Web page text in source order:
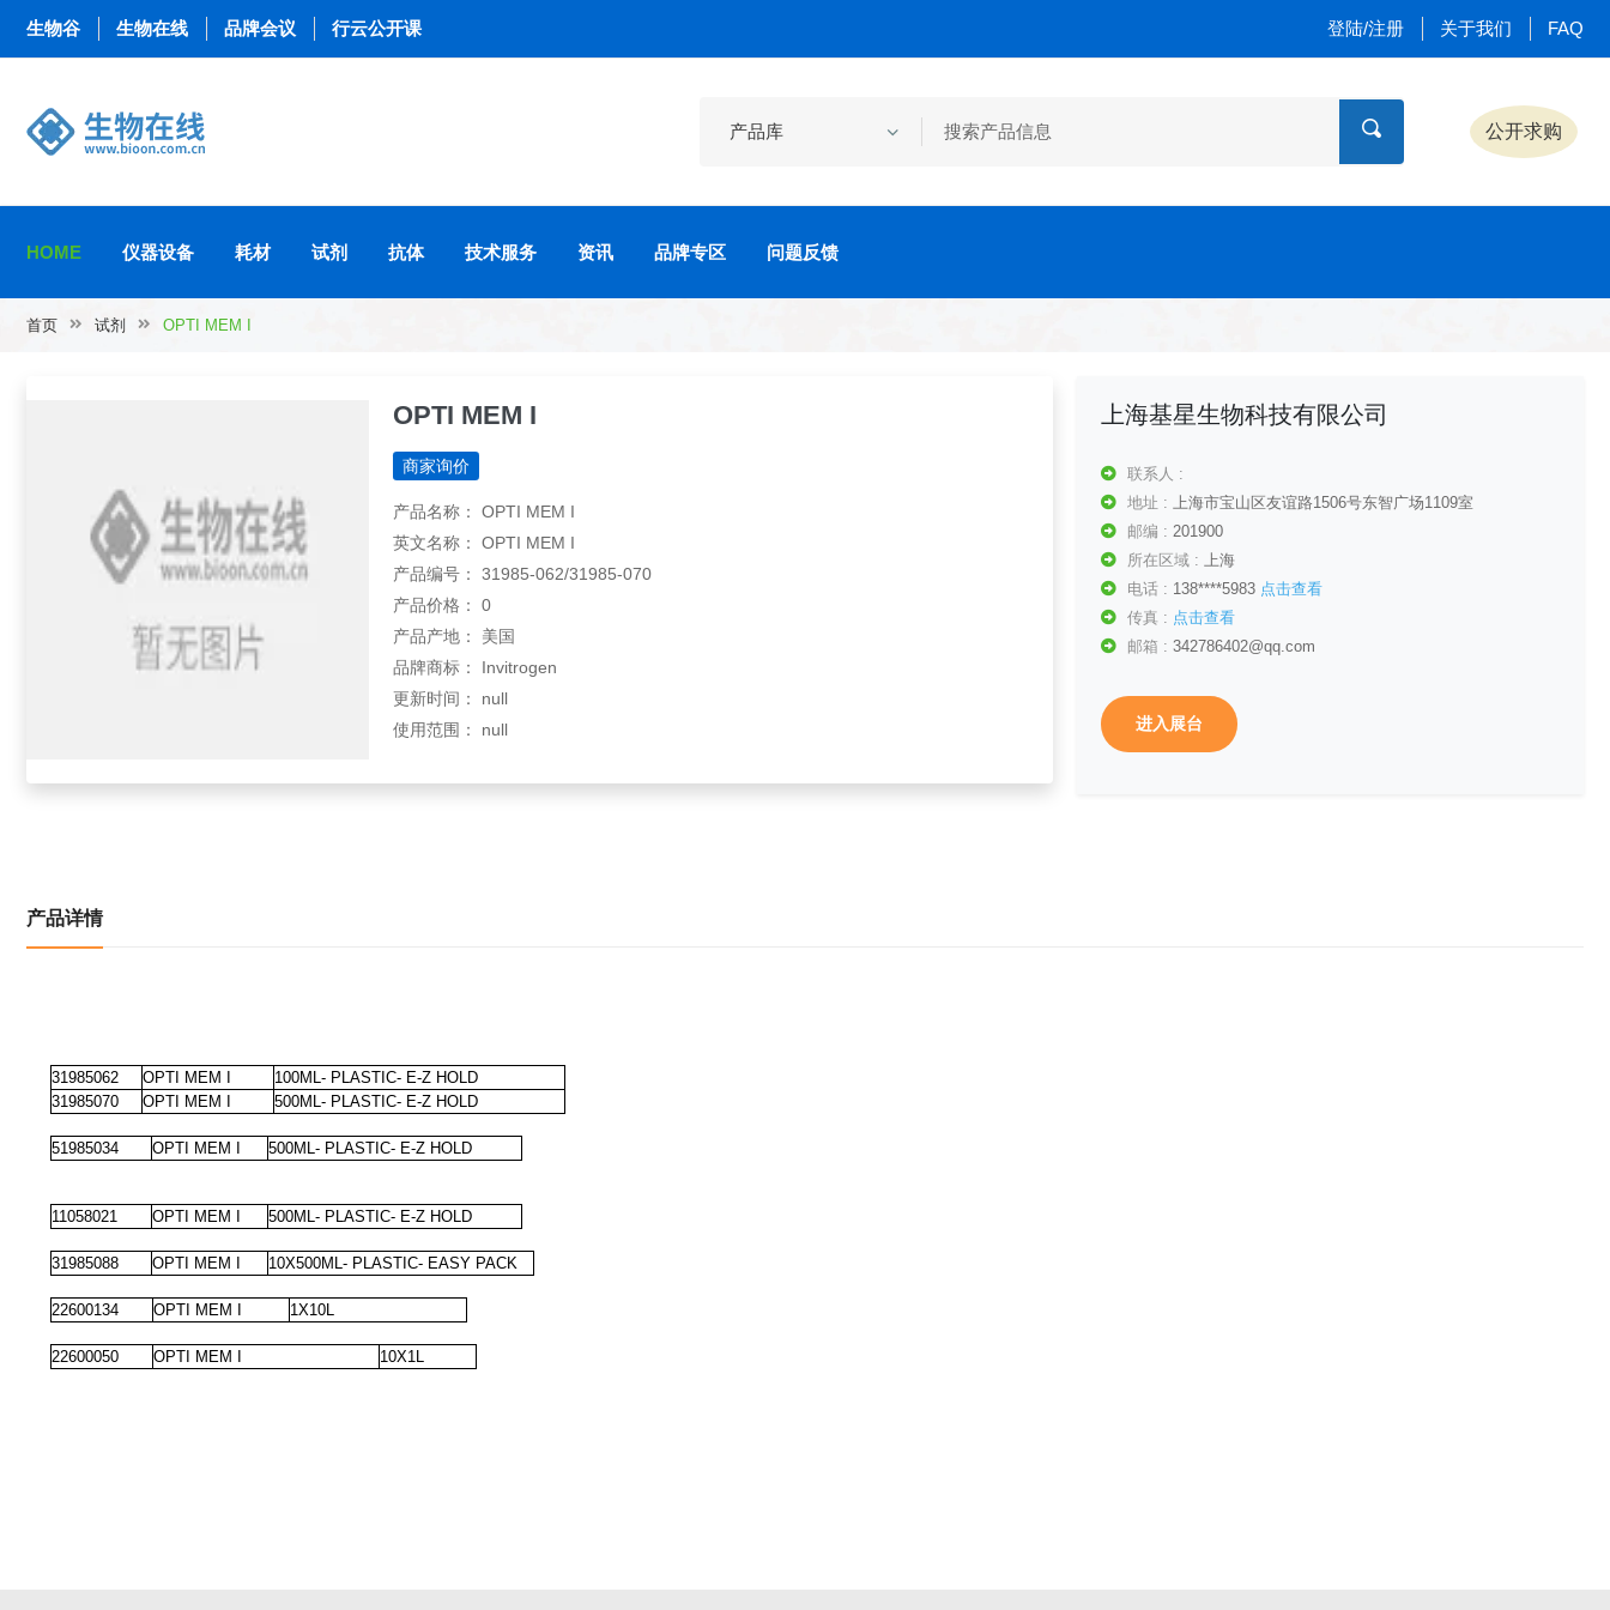
生物谷 生物在线 品牌会议 行云公开课 登陆/注册 关于我们 FAQ
公开求购
HOME 仪器设备 耗材 试剂 抗体 技术服务 资讯 品牌专区 问题反馈
首页 试剂 OPTI MEM I
OPTI MEM I
商家询价
产品名称： OPTI MEM I
英文名称： OPTI MEM I
产品编号： 31985-062/31985-070
产品价格： 0
产品产地： 美国
品牌商标： Invitrogen
更新时间： null
使用范围： null
上海基星生物科技有限公司
联系人 :
地址 : 上海市宝山区友谊路1506号东智广场1109室
邮编 : 201900
所在区域 : 上海
电话 : 138****5983 点击查看
传真 : 点击查看
邮箱 : 342786402@qq.com
进入展台
产品详情
31985062 OPTI MEM I
100ML- PLASTIC- E-Z HOLD
31985070
OPTI MEM I 500ML- PLASTIC- E-Z HOLD
51985034 OPTI MEM I 500ML- PLASTIC- E-Z HOLD
11058021 OPTI MEM I 500ML- PLASTIC- E-Z HOLD
31985088 OPTI MEM I 10X500ML- PLASTIC- EASY PACK
22600134 OPTI MEM I 1X10L
22600050 OPTI MEM I 10X1L